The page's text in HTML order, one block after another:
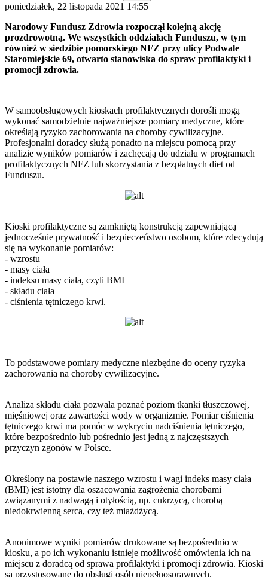
poniedziałek, 22 listopada 2021 14:55
Narodowy Fundusz Zdrowia rozpoczął kolejną akcję
prozdrowotną. We wszystkich oddziałach Funduszu, w tym
również w siedzibie pomorskiego NFZ przy ulicy Podwale
Staromiejskie 69, otwarto stanowiska do spraw profilaktyki i
promocji zdrowia.
W samoobsługowych kioskach profilaktycznych dorośli mogą
wykonać samodzielnie najważniejsze pomiary medyczne, które
określają ryzyko zachorowania na choroby cywilizacyjne.
Profesjonalni doradcy służą ponadto na miejscu pomocą przy
analizie wyników pomiarów i zachęcają do udziału w programach
profilaktycznych NFZ lub skorzystania z bezpłatnych diet od
Funduszu.
Kioski profilaktyczne są zamkniętą konstrukcją zapewniającą
jednocześnie prywatność i bezpieczeństwo osobom, które zdecydują
się na wykonanie pomiarów:
- wzrostu
- masy ciała
- indeksu masy ciała, czyli BMI
- składu ciała
- ciśnienia tętniczego krwi.
To podstawowe pomiary medyczne niezbędne do oceny ryzyka
zachorowania na choroby cywilizacyjne.
Analiza składu ciała pozwala poznać poziom tkanki tłuszczowej,
mięśniowej oraz zawartości wody w organizmie. Pomiar ciśnienia
tętniczego krwi ma pomóc w wykryciu nadciśnienia tętniczego,
które bezpośrednio lub pośrednio jest jedną z najczęstszych
przyczyn zgonów w Polsce.
Określony na postawie naszego wzrostu i wagi indeks masy ciała
(BMI) jest istotny dla oszacowania zagrożenia chorobami
związanymi z nadwagą i otyłością, np. cukrzycą, chorobą
niedokrwienną serca, czy też miażdżycą.
Anonimowe wyniki pomiarów drukowane są bezpośrednio w
kiosku, a po ich wykonaniu istnieje możliwość omówienia ich na
miejscu z doradcą od sprawa profilaktyki i promocji zdrowia. Kioski
są przystosowane do obsługi osób niepełnosprawnych.